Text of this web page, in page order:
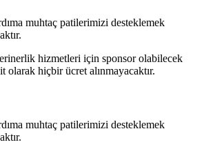
muhtaç patilerimizi desteklemek
hizmetleri için sponsor olabilecek
olarak hiçbir ücret alınmayacaktır.
muhtaç patilerimizi desteklemek